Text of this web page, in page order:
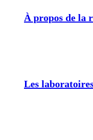
À propos de la
Les